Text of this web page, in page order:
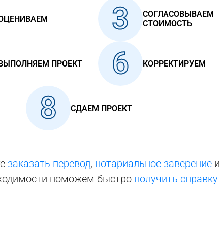
3
СОГЛАСОВЫВАЕМ
СТОИМОСТЬ
ПРОЕКТ 6 КОРРЕКТИРУЕМ
8 СДАЕМ ПРОЕКТ
заказать перевод, нотариальное заверение и
поможем быстро получить справку